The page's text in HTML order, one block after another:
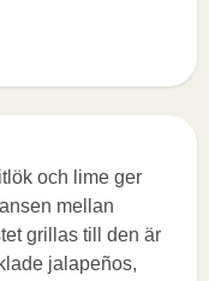
och lime ger
mellan
grillas till den är
jalapeños,